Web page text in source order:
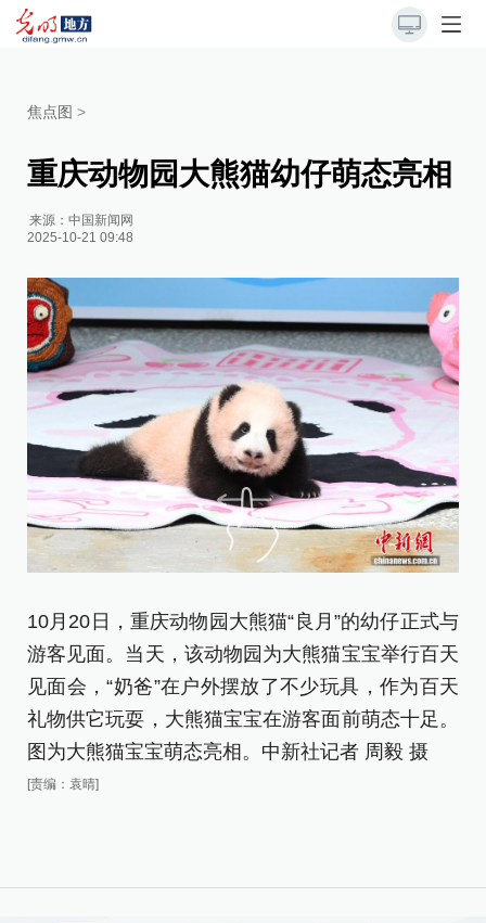
焦点图 >
重庆动物园大熊猫幼仔萌态亮相
来源：中国新闻网
2025-10-21 09:48
10月20日，重庆动物园大熊猫“良月”的幼仔正式与
游客见面。当天，该动物园为大熊猫宝宝举行百天
见面会，“奶爸”在户外摆放了不少玩具，作为百天
礼物供它玩耍，大熊猫宝宝在游客面前萌态十足。
图为大熊猫宝宝萌态亮相。中新社记者 周毅 摄
[责编：袁晴]